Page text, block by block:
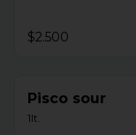
$2.500
Pisco sour
1lt.